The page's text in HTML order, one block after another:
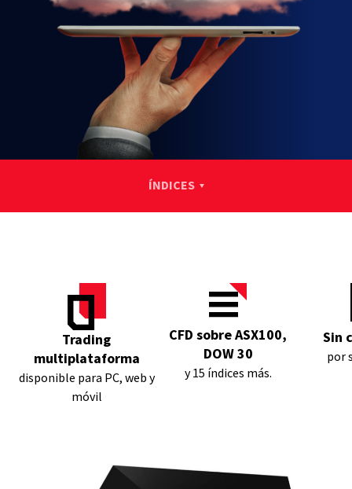
ÍNDICES
Trading
multiplataforma
disponible para PC, web y
móvil
CFD sobre ASX100,
DOW 30
y 15 índices más.
Sin
por